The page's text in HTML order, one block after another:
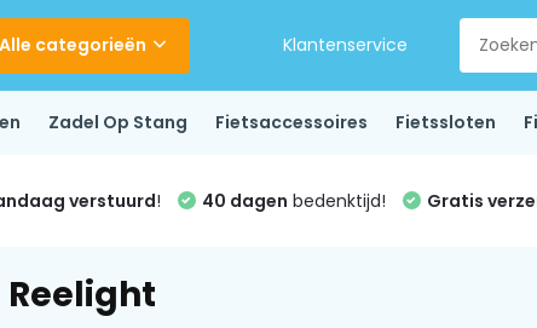
Alle categorieën Klantenservice
Zadel Op Stang Fietsaccessoires Fietssloten
verstuurd! 40 dagen bedenktijd! Gratis
Reelight